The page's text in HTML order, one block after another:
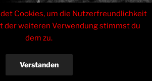
Tinas Haarstudio
Inhaberin Sabrina Czarkowski
Menü
Cookies, um die Nutzerfreundlichkeit
der weiteren Verwendung stimmst du
dem zu.
Verstanden